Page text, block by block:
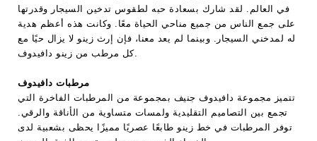
في العالم. لقد شارك بسعادة حبه لطقوس تدخين السيجار وقدرتها
على جمع الناس من جميع مناحي الحياة معًا. وكانت هذه أعظم هدية
له لمدخني السيجار. وبينما لم يعد معنا، فإن إرث زينو لا يزال حيًا مع
كل مرطب من زينو دافيدوف.
مرطبات دافيدوف
تتميز مجموعة دافيدوف جنيف بمجموعة من المرطبات الفاخرة التي
تجمع بين التصاميم التقليدية ولمسات متساوية من الأناقة والرقي.
توفر المرطبات في خط زينو طابعًا عصريًا مميزًا يحظى بشعبية لدى